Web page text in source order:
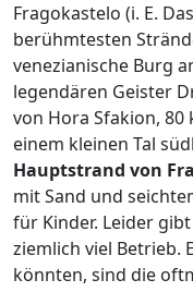
Fragokastelo (i. E.
berühmtesten
venezianische Burg
legendären Geister
von Hora Sfakion, 80
einem kleinen Tal
Hauptstrand von
mit Sand und
für Kinder. Leider
ziemlich viel Betrieb.
könnten, sind die